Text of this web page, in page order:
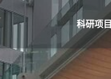
科研项目